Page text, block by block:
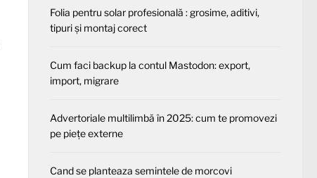
Folia pentru solar profesională : grosime, aditivi,
tipuri și montaj corect
Cum faci backup la contul Mastodon: export,
import, migrare
Advertoriale multilimbă în 2025: cum te promovezi
pe piețe externe
Cand se planteaza semintele de morcovi